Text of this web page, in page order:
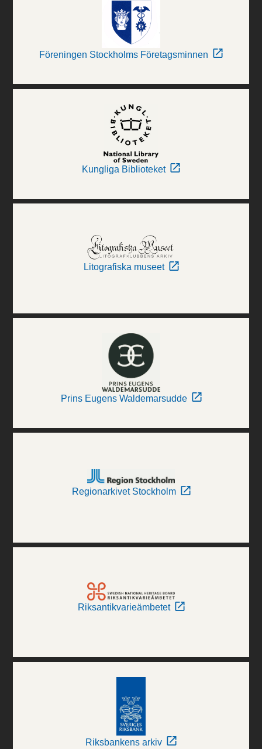
Föreningen Stockholms Företagsminnen
Kungliga Biblioteket
Litografiska museet
Prins Eugens Waldemarsudde
Regionarkivet Stockholm
Riksantikvarieämbetet
Riksbankens arkiv